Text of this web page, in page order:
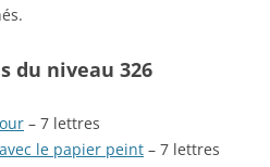
du niveau 326
– 7 lettres
le papier peint – 7 lettres